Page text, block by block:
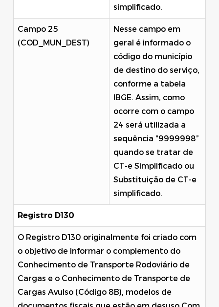
simplificado.
Campo 25
(COD_MUN_DEST)
Nesse campo em
geral é informado o
código do município
de destino do serviço,
conforme a tabela
IBGE. Assim, como
ocorre com o campo
24 será utilizada a
sequência “9999998”
quando se tratar de
CT-e Simplificado ou
Substituição de CT-e
simplificado.
Registro D130
O Registro D130 originalmente foi criado com
o objetivo de informar o complemento do
Conhecimento de Transporte Rodoviário de
Cargas e o Conhecimento de Transporte de
Cargas Avulso (Código 8B), modelos de